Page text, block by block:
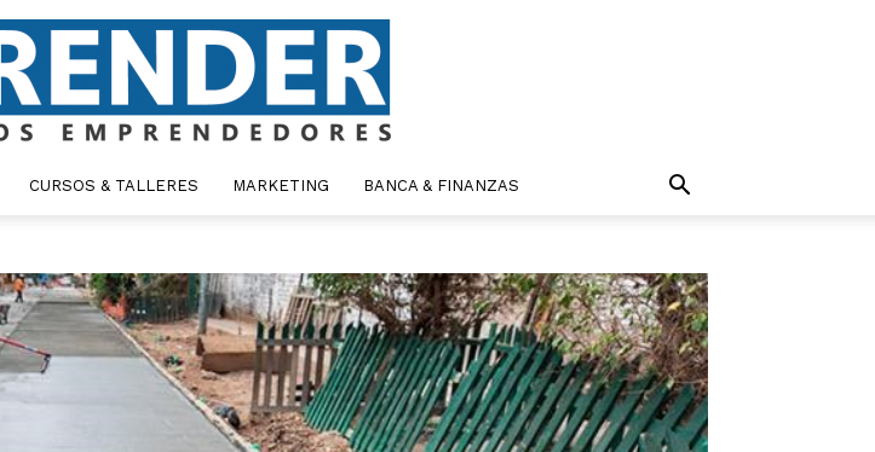
CURSOS & TALLERES MARKETING BANCA & FINANZAS